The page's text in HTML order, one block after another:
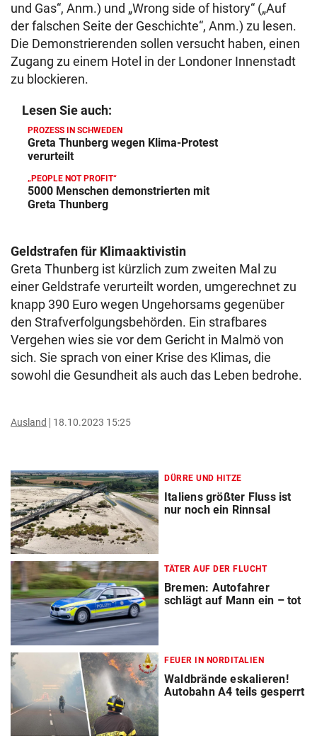
und Gas“, Anm.) und „Wrong side of history“ („Auf
der falschen Seite der Geschichte“, Anm.) zu lesen.
Die Demonstrierenden sollen versucht haben, einen
Zugang zu einem Hotel in der Londoner Innenstadt
zu blockieren.
Lesen Sie auch:
PROZESS IN SCHWEDEN
Greta Thunberg wegen Klima-Protest
verurteilt
„PEOPLE NOT PROFIT“
5000 Menschen demonstrierten mit
Greta Thunberg
Geldstrafen für Klimaaktivistin
Greta Thunberg ist kürzlich zum zweiten Mal zu
einer Geldstrafe verurteilt worden, umgerechnet zu
knapp 390 Euro wegen Ungehorsams gegenüber
den Strafverfolgungsbehörden. Ein strafbares
Vergehen wies sie vor dem Gericht in Malmö von
sich. Sie sprach von einer Krise des Klimas, die
sowohl die Gesundheit als auch das Leben bedrohe.
Ausland 18.10.2023 15:25
DÜRRE UND HITZE
Italiens größter Fluss ist
nur noch ein Rinnsal
TÄTER AUF DER FLUCHT
Bremen: Autofahrer
schlägt auf Mann ein – tot
FEUER IN NORDITALIEN
Waldbrände eskalieren!
Autobahn A4 teils gesperrt